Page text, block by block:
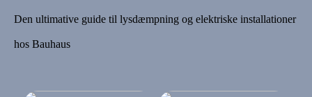
Den ultimative guide til lysdæmpning og elektriske installationer
hos Bauhaus